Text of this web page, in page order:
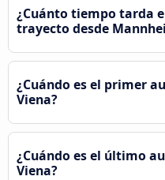
¿Cuánto tiempo tarda
trayecto desde
¿Cuándo es el primer
Viena?
¿Cuándo es el último
Viena?